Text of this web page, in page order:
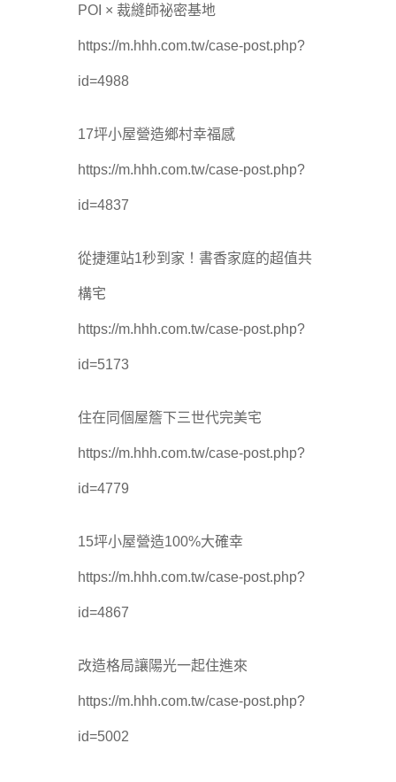
POI × 裁縫師祕密基地
https://m.hhh.com.tw/case-post.php?
id=4988
17坪小屋營造鄉村幸福感
https://m.hhh.com.tw/case-post.php?
id=4837
從捷運站1秒到家！書香家庭的超值共
構宅
https://m.hhh.com.tw/case-post.php?
id=5173
住在同個屋簷下三世代完美宅
https://m.hhh.com.tw/case-post.php?
id=4779
15坪小屋營造100%大確幸
https://m.hhh.com.tw/case-post.php?
id=4867
改造格局讓陽光一起住進來
https://m.hhh.com.tw/case-post.php?
id=5002